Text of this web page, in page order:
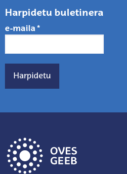
Harpidetu buletinera
e-maila *